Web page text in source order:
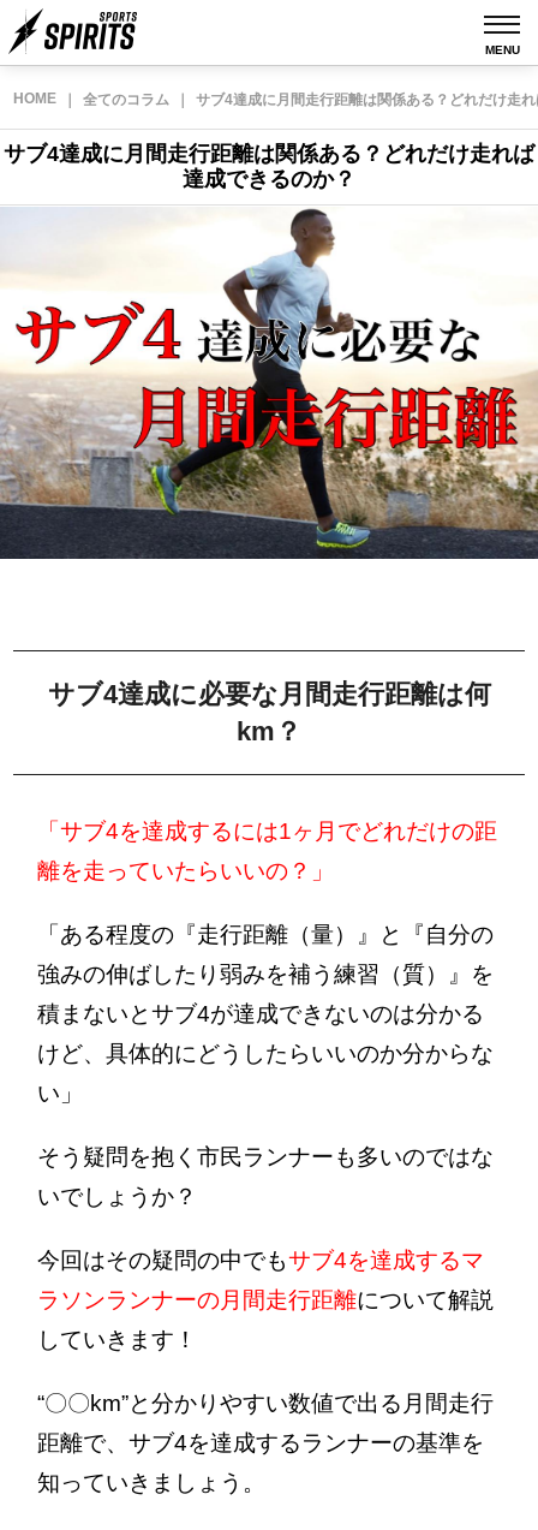
MENU
HOME 全てのコラム サブ4達成に月間走行距離は関係ある？どれだけ走
サブ4達成に月間走行距離は関係ある？どれだけ走れば
達成できるのか？
サブ4達成に必要な月間走行距離は何
km？
「サブ4を達成するには1ヶ月でどれだけの距
離を走っていたらいいの？」
「ある程度の『走行距離（量）』と『自分の
強みの伸ばしたり弱みを補う練習（質）』を
積まないとサブ4が達成できないのは分かる
けど、具体的にどうしたらいいのか分からな
い」
そう疑問を抱く市民ランナーも多いのではな
いでしょうか？
今回はその疑問の中でもサブ4を達成するマ
ラソンランナーの月間走行距離について解説
していきます！
“〇〇km”と分かりやすい数値で出る月間走行
距離で、サブ4を達成するランナーの基準を
知っていきましょう。